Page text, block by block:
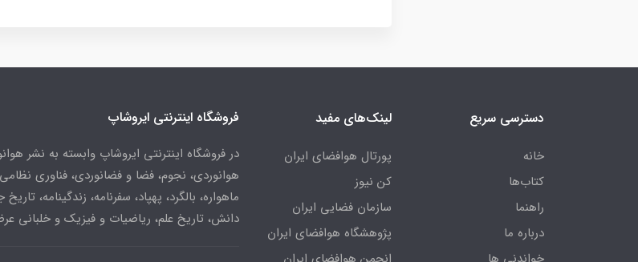
دسترسی سریع
خانه
کتاب‌ها
راهنما
درباره ما
لینک‌های مفید
پورتال هوافضای ایران
کن نیوز
سازمان فضایی ایران
پژوهشگاه هوافضای ایران
فروشگاه اینترنتی ایروشاپ
در فروشگاه اینترنتی ایروشاپ وابسته به نشر
هوانوردی، نجوم، فضا و فضانوردی، فناوری
ماهواره، بالگرد، پهپاد، سفرنامه، زندگینامه،
دانش، تاریخ علم، ریاضیات و فیزیک و خلبانی